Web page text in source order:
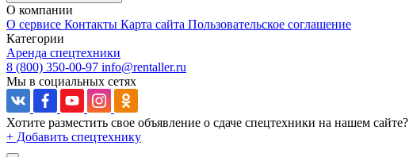
О компании
О сервисе Контакты Карта сайта Пользовательское соглашение
Категории
Аренда спецтехники
8 (800) 350-00-97 info@rentaller.ru
Мы в социальных сетях
Хотите разместить свое объявление о сдаче спецтехники на нашем сайте?
+ Добавить спецтехнику